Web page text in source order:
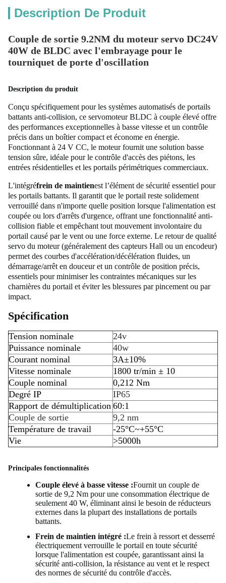
Description De Produit
Couple de sortie 9.2NM du moteur servo DC24V
40W de BLDC avec l'embrayage pour le
tourniquet de porte d'oscillation
Description du produit
Conçu spécifiquement pour les systèmes automatisés de portails
battants anti-collision, ce servomoteur BLDC à couple élevé offre
des performances exceptionnelles à basse vitesse et un contrôle
précis dans un boîtier compact et économe en énergie.
Fonctionnant à 24 V CC, le moteur fournit une solution basse
tension sûre, idéale pour le contrôle d'accès des piétons, les
entrées résidentielles et les portails périmétriques commerciaux.
L'intégréfrein de maintienest l’élément de sécurité essentiel pour
les portails battants. Il garantit que le portail reste solidement
verrouillé dans n'importe quelle position lorsque l'alimentation est
coupée ou lors d'arrêts d'urgence, offrant une fonctionnalité anti-
collision fiable et empêchant tout mouvement involontaire du
portail causé par le vent ou une force externe. Le retour de qualité
servo du moteur (généralement des capteurs Hall ou un encodeur)
permet des courbes d'accélération/décélération fluides, un
démarrage/arrêt en douceur et un contrôle de position précis,
essentiels pour minimiser les contraintes mécaniques sur les
charnières du portail et éviter les blessures par pincement ou par
impact.
Spécification
Tension nominale
24v
Puissance nominale
40w
Courant nominal
3A±10%
Vitesse nominale
1800 tr/min ± 10
Couple nominal
0,212 Nm
Degré IP
IP65
Rapport de démultiplication 60:1
Couple de sortie
9,2 nm
Température de travail
-25°C~+55°C
Vie
>5000h
Principales fonctionnalités
Couple élevé à basse vitesse :Fournit un couple de
sortie de 9,2 Nm pour une consommation électrique de
seulement 40 W, éliminant ainsi le besoin de réducteurs
externes dans la plupart des installations de portails
battants.
Frein de maintien intégré :Le frein à ressort et desserré
électriquement verrouille le portail en toute sécurité
lorsque l'alimentation est coupée, garantissant ainsi la
sécurité anti-collision, la résistance au vent et le respect
des normes de sécurité du contrôle d'accès.